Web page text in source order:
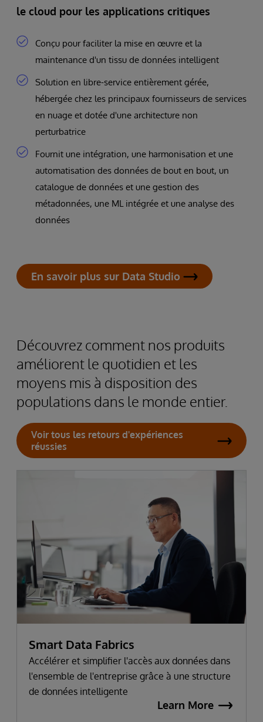
le cloud pour les applications critiques
Conçu pour faciliter la mise en œuvre et la
maintenance d'un tissu de données intelligent
Solution en libre-service entièrement gérée,
hébergée chez les principaux fournisseurs de services
en nuage et dotée d'une architecture non
perturbatrice
Fournit une intégration, une harmonisation et une
automatisation des données de bout en bout, un
catalogue de données et une gestion des
métadonnées, une ML intégrée et une analyse des
données
En savoir plus sur Data Studio
Découvrez comment nos produits
améliorent le quotidien et les
moyens mis à disposition des
populations dans le monde entier.
Voir tous les retours d'expériences
réussies
Smart Data Fabrics
Accélérer et simplifier l'accès aux données dans
l'ensemble de l'entreprise grâce à une structure
de données intelligente
Learn More